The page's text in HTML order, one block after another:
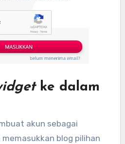
ke dalam
akun sebagai
memasukkan blog pilihan